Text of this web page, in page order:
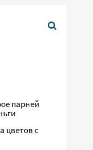
парней
цветов с